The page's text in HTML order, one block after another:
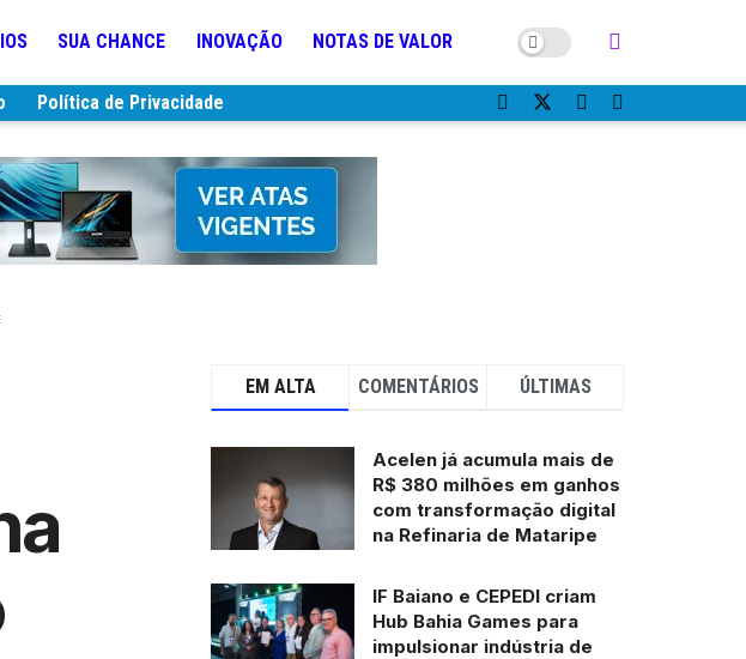
SUA CHANCE INOVAÇÃO NOTAS DE VALOR
Política de Privacidade
EM ALTA COMENTÁRIOS ÚLTIMAS
Acelen já acumula mais de
R$ 380 milhões em ganhos
com transformação digital
na Refinaria de Mataripe
IF Baiano e CEPEDI criam
Hub Bahia Games para
impulsionar indústria de